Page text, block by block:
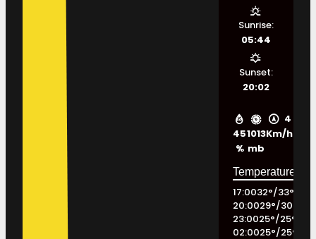
45
%
1013
mb
4
Km/h
Sunrise:
05:44
Sunset:
20:02
17:0032°/33°
20:0029°/30
23:0025°/25°
02:0025°/25°